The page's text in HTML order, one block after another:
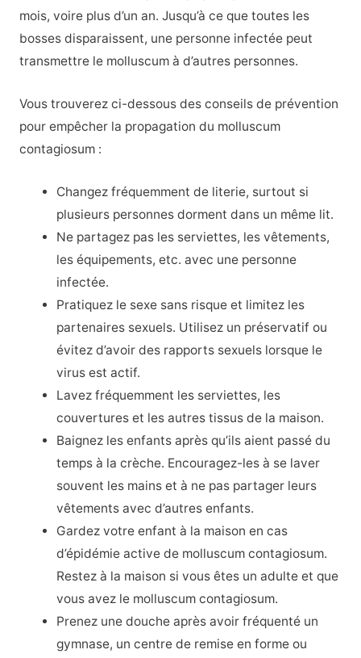
mois, voire plus d’un an. Jusqu’à ce que toutes les
bosses disparaissent, une personne infectée peut
transmettre le molluscum à d’autres personnes.
Vous trouverez ci-dessous des conseils de prévention
pour empêcher la propagation du molluscum
contagiosum :
Changez fréquemment de literie, surtout si
plusieurs personnes dorment dans un même lit.
Ne partagez pas les serviettes, les vêtements,
les équipements, etc. avec une personne
infectée.
Pratiquez le sexe sans risque et limitez les
partenaires sexuels. Utilisez un préservatif ou
évitez d’avoir des rapports sexuels lorsque le
virus est actif.
Lavez fréquemment les serviettes, les
couvertures et les autres tissus de la maison.
Baignez les enfants après qu’ils aient passé du
temps à la crèche. Encouragez-les à se laver
souvent les mains et à ne pas partager leurs
vêtements avec d’autres enfants.
Gardez votre enfant à la maison en cas
d’épidémie active de molluscum contagiosum.
Restez à la maison si vous êtes un adulte et que
vous avez le molluscum contagiosum.
Prenez une douche après avoir fréquenté un
gymnase, un centre de remise en forme ou